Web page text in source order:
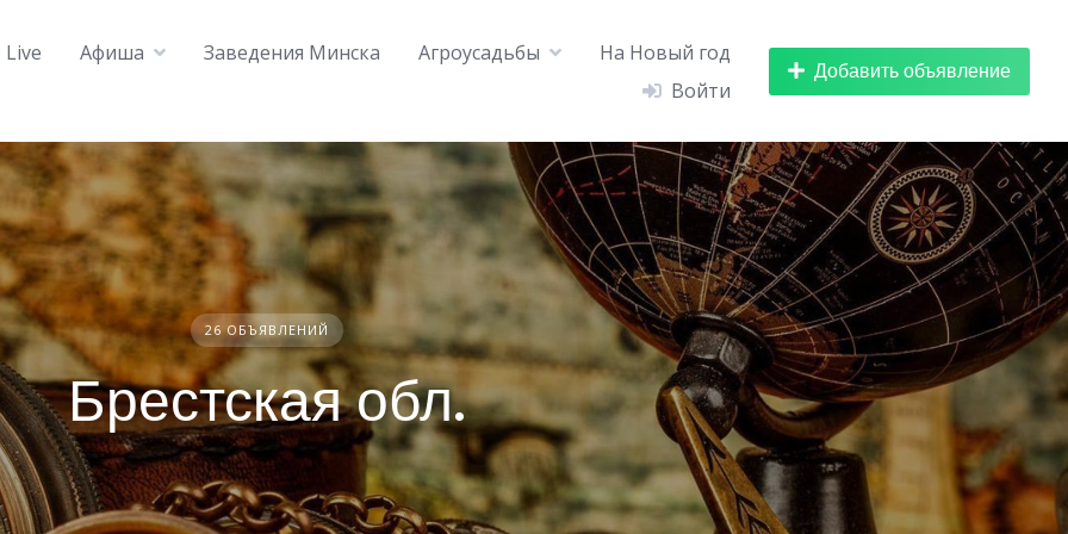
Live Афиша Заведения Минска Агроусадьбы
На Новый год
Войти
Добавить объявление
26 ОБЪЯВЛЕНИЙ
Брестская обл.